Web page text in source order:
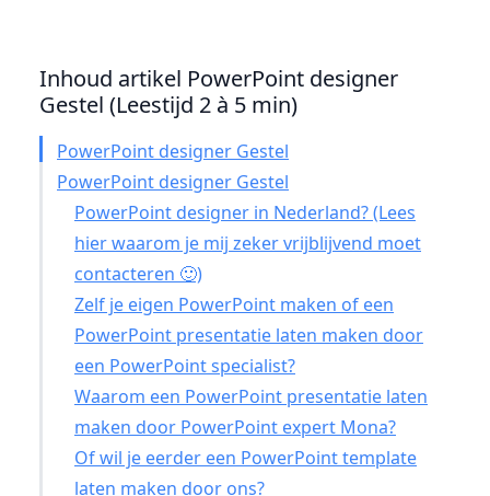
Inhoud artikel PowerPoint designer
Gestel (Leestijd 2 à 5 min)
PowerPoint designer Gestel
PowerPoint designer Gestel
PowerPoint designer in Nederland? (Lees
hier waarom je mij zeker vrijblijvend moet
contacteren 🙂)
Zelf je eigen PowerPoint maken of een
PowerPoint presentatie laten maken door
een PowerPoint specialist?
Waarom een PowerPoint presentatie laten
maken door PowerPoint expert Mona?
Of wil je eerder een PowerPoint template
laten maken door ons?